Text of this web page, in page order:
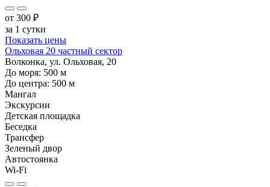
от 300 ₽
за 1 сутки
Показать цены
Ольховая 20 частный сектор
Волконка, ул. Ольховая, 20
До моря: 500 м
До центра: 500 м
Мангал
Экскурсии
Детская площадка
Беседка
Трансфер
Зеленый двор
Автостоянка
Wi-Fi